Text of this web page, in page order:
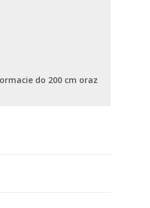
do 200 cm oraz